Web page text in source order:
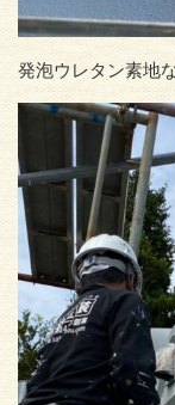
発泡ウレタン素地